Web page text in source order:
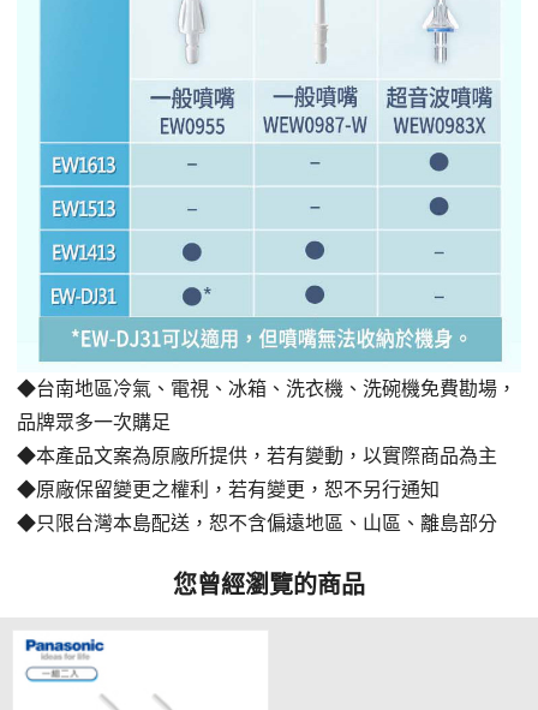
◆台南地區冷氣、電視、冰箱、洗衣機、洗碗機免費勘場，
品牌眾多一次購足
◆本產品文案為原廠所提供，若有變動，以實際商品為主
◆原廠保留變更之權利，若有變更，恕不另行通知
◆只限台灣本島配送，恕不含偏遠地區、山區、離島部分
您曾經瀏覽的商品